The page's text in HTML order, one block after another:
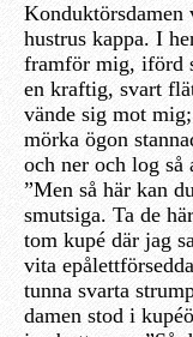
Konduktörsdamen
hustrus kappa. I
framför mig, iförd
en kraftig, svart
vände sig mot
mörka ögon
och ner och log så
”Men så här kan
smutsiga. Ta de
tom kupé där jag
vita
tunna svarta
damen stod i